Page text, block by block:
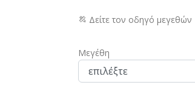
Δείτε τον οδηγό μεγεθών
Μεγέθη